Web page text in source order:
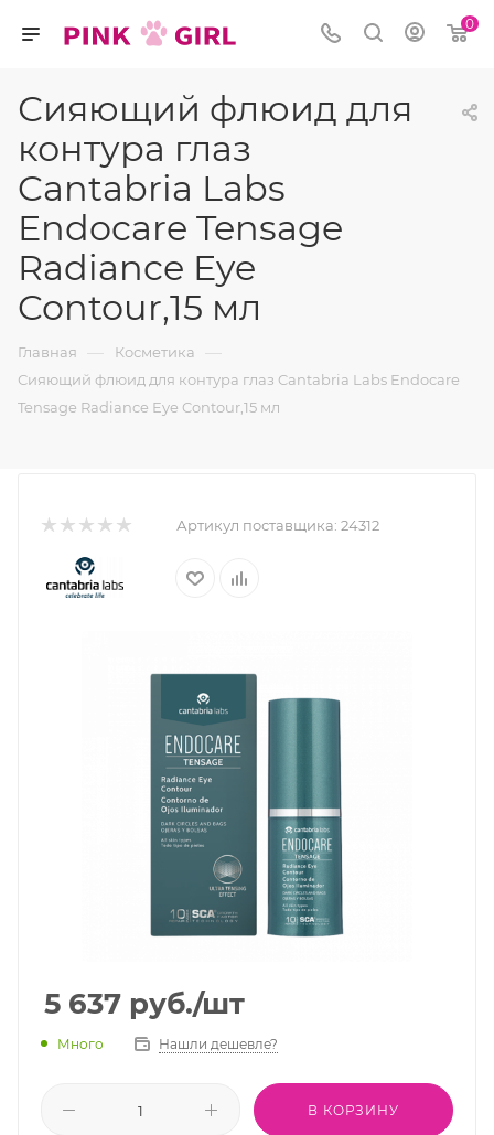
0
Сияющий флюид для
контура глаз
Cantabria Labs
Endocare Tensage
Radiance Eye
Contour,15 мл
Главная — Косметика —
Сияющий флюид для контура глаз Cantabria Labs Endocare
Tensage Radiance Eye Contour,15 мл
Артикул поставщика: 24312
5 637 руб./шт
Много Нашли дешевле?
В КОРЗИНУ